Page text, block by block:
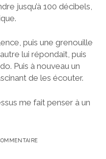
jusqu’à 100 décibels,
puis une grenouille
lui répondait, puis
Puis à nouveau un
de les écouter.
me fait penser à un